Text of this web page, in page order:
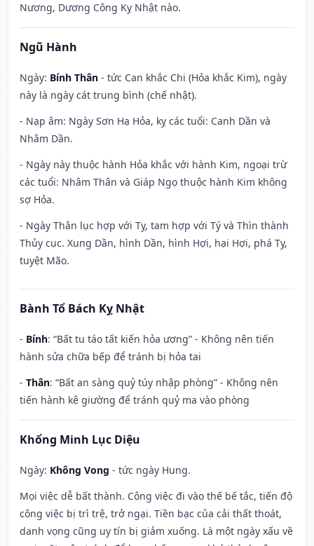
Nương, Dương Công Kỵ Nhật nào.
Ngũ Hành
Ngày: Bính Thân - tức Can khắc Chi (Hỏa khắc Kim), ngày
này là ngày cát trung bình (chế nhật).
- Nạp âm: Ngày Sơn Hạ Hỏa, kỵ các tuổi: Canh Dần và
Nhâm Dần.
- Ngày này thuộc hành Hỏa khắc với hành Kim, ngoại trừ
các tuổi: Nhâm Thân và Giáp Ngọ thuộc hành Kim không
sợ Hỏa.
- Ngày Thân lục hợp với Tỵ, tam hợp với Tý và Thìn thành
Thủy cục. Xung Dần, hình Dần, hình Hợi, hại Hợi, phá Tỵ,
tuyệt Mão.
Bành Tổ Bách Kỵ Nhật
- Bính: “Bất tu táo tất kiến hỏa ương” - Không nên tiến
hành sửa chữa bếp để tránh bị hỏa tai
- Thân: “Bất an sàng quỷ túy nhập phòng” - Không nên
tiến hành kê giường để tránh quỷ ma vào phòng
Khổng Minh Lục Diệu
Ngày: Không Vong - tức ngày Hung.
Mọi việc dễ bất thành. Công việc đi vào thế bế tắc, tiến độ
công việc bị trì trệ, trở ngại. Tiền bạc của cải thất thoát,
danh vọng cũng uy tín bị giảm xuống. Là một ngày xấu về